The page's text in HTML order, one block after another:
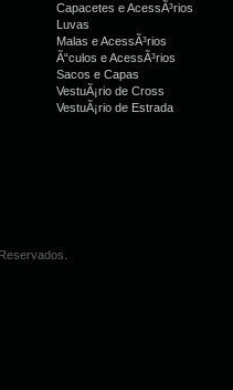
Capacetes e AcessÃ³rios
Luvas
Malas e AcessÃ³rios
Ã“culos e AcessÃ³rios
Sacos e Capas
VestuÃ¡rio de Cross
VestuÃ¡rio de Estrada